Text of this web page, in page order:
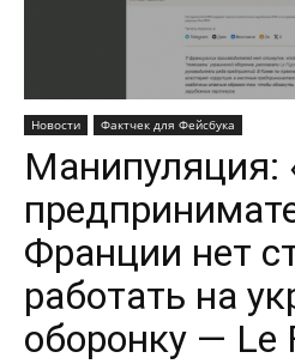
Новости Фактчек для Фейсбука
Манипуляция:
Франции нет
работать на
оборонку — Le